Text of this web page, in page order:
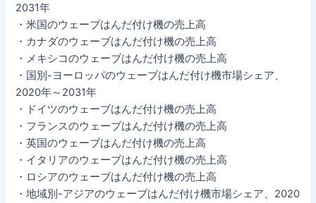
2031年
・米国のウェーブはんだ付け機の売上高
・カナダのウェーブはんだ付け機の売上高
・メキシコのウェーブはんだ付け機の売上高
・国別-ヨーロッパのウェーブはんだ付け機市場シェア、
2020年～2031年
・ドイツのウェーブはんだ付け機の売上高
・フランスのウェーブはんだ付け機の売上高
・英国のウェーブはんだ付け機の売上高
・イタリアのウェーブはんだ付け機の売上高
・ロシアのウェーブはんだ付け機の売上高
・地域別-アジアのウェーブはんだ付け機市場シェア、2020